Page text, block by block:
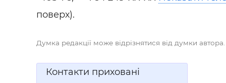
поверх).
Думка редакції може відрізнятися від думки автора.
Контакти приховані